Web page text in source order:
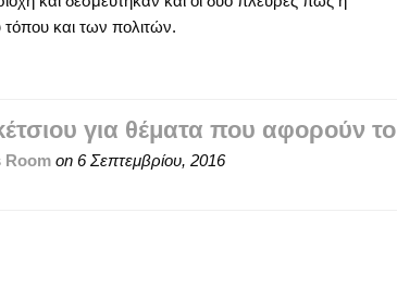
τόπου και των πολιτών.
για θέματα που αφορούν το
Roomon 6 Σεπτεμβρίου, 2016